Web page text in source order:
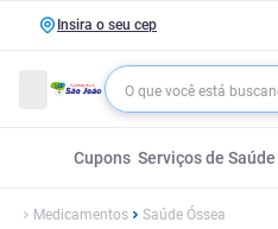
Insira o seu cep
Cupons Serviços de Saúde
Medicamentos Saúde Óssea